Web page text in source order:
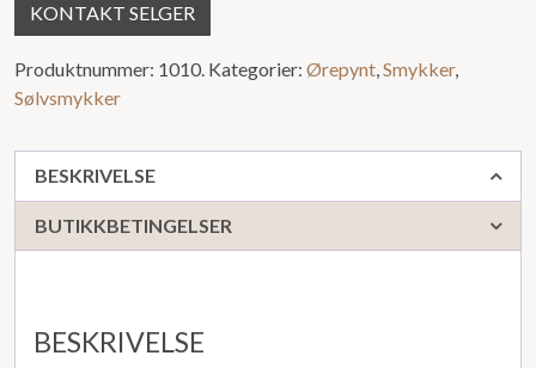
KONTAKT SELGER
Produktnummer: 1010. Kategorier: Ørepynt,Smykker,
Sølvsmykker
BESKRIVELSE
BUTIKKBETINGELSER
BESKRIVELSE